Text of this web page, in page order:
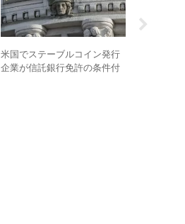
米国でステーブルコイン発行
企業が信託銀行免許の条件付